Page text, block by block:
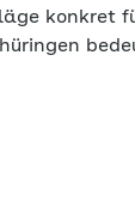
konkret